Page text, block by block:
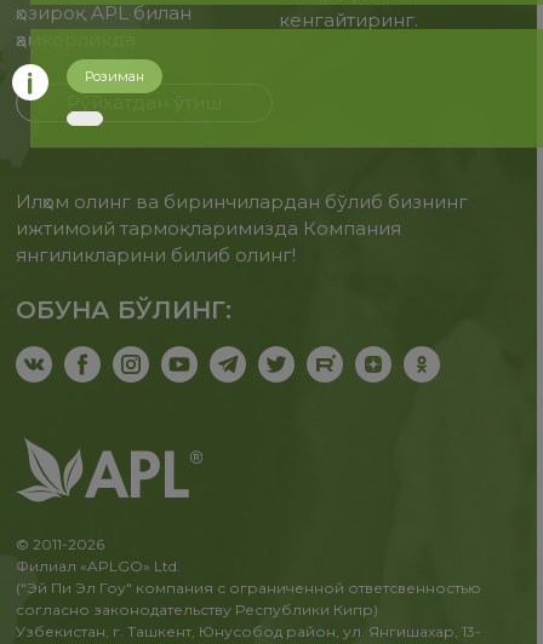
ҳозироқ APL билан
ҳамкорликда
кенгайтиринг.
Илҳом олинг ва биринчилардан бўлиб бизнинг
ижтимоий тармоқларимизда Компания
янгиликларини билиб олинг!
ОБУНА БЎЛИНГ:
© 2011-2026
Филиал «APLGO» Ltd.
("Эй Пи Эл Гоу" компания с ограниченной ответсвенностью
согласно законодательству Республики Кипр)
Узбекистан, г. Ташкент, Юнусобод район, ул. Янгишахар, 13-
Розиман